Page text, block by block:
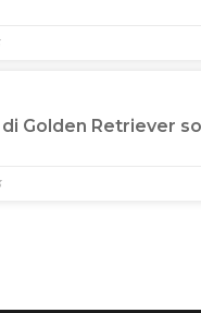
Golden Retriever